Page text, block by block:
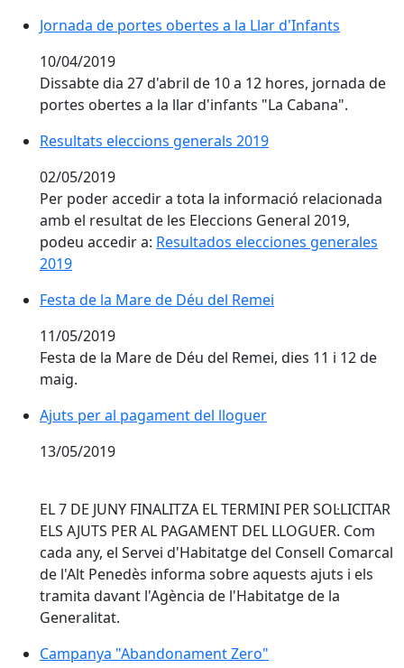
Jornada de portes obertes a la Llar d'Infants
Jornada de portes obertes a la Llar d'Infants
10/04/2019
Dissabte dia 27 d'abril de 10 a 12 hores, jornada de
portes obertes a la llar d'infants "La Cabana".
Resultats eleccions generals 2019
Resultats eleccions generals 2019
02/05/2019
Per poder accedir a tota la informació relacionada
amb el resultat de les Eleccions General 2019,
podeu accedir a: Resultados elecciones generales
2019
Festa de la Mare de Déu del Remei
Festa de la Mare de Déu del Remei
11/05/2019
Festa de la Mare de Déu del Remei, dies 11 i 12 de
maig.
Ajuts per al pagament del lloguer
13/05/2019
EL 7 DE JUNY FINALITZA EL TERMINI PER SOL·LICITAR
ELS AJUTS PER AL PAGAMENT DEL LLOGUER. Com
cada any, el Servei d'Habitatge del Consell Comarcal
de l'Alt Penedès informa sobre aquests ajuts i els
tramita davant l'Agència de l'Habitatge de la
Generalitat.
Campanya "Abandonament Zero"